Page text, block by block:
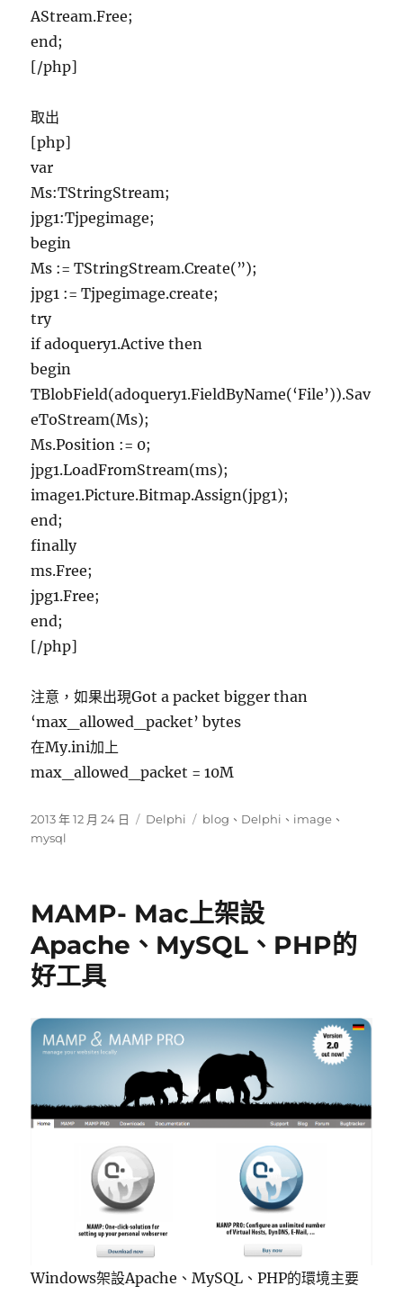
AStream.Free;
end;
[/php]
取出
[php]
var
Ms:TStringStream;
jpg1:Tjpegimage;
begin
Ms := TStringStream.Create(”);
jpg1 := Tjpegimage.create;
try
if adoquery1.Active then
begin
TBlobField(adoquery1.FieldByName(‘File’)).Sav
eToStream(Ms);
Ms.Position := 0;
jpg1.LoadFromStream(ms);
image1.Picture.Bitmap.Assign(jpg1);
end;
finally
ms.Free;
jpg1.Free;
end;
[/php]
注意，如果出現Got a packet bigger than
‘max_allowed_packet’ bytes
在My.ini加上
max_allowed_packet = 10M
發
佈
2013 年 12 月 24 日
分
Delphi
標
blog 、 Delphi 、 image 、
mysql
MAMP- Mac上架設
Apache、MySQL、PHP的
好工具
Windows架設Apache、MySQL、PHP的環境主要